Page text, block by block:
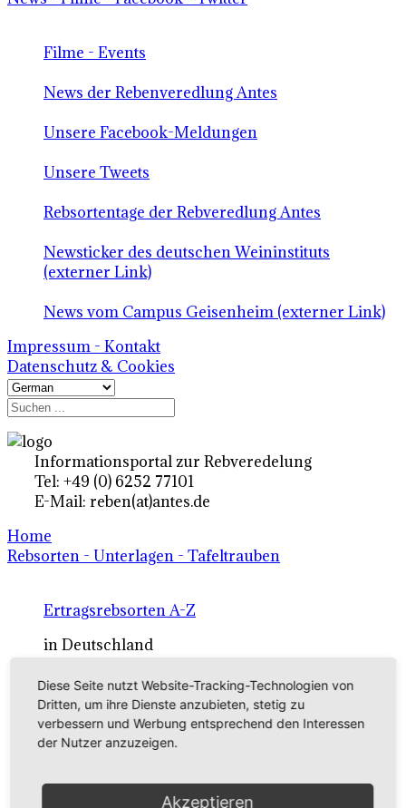
Filme - Events
News der Rebenveredlung Antes
Unsere Facebook-Meldungen
Unsere Tweets
Rebsortentage der Rebveredlung Antes
Newsticker des deutschen Weininstituts
(externer Link)
News vom Campus Geisenheim (externer Link)
Impressum - Kontakt
Datenschutz & Cookies
Informationsportal zur Rebveredelung
Tel: +49 (0) 6252 77101
E-Mail: reben(at)antes.de
Home
Rebsorten - Unterlagen - Tafeltrauben
Ertragsrebsorten A-Z
in Deutschland
Rebsorten international
externe Links
Tafeltraubensorten
Diese Seite nutzt Website-Tracking-Technologien von
Dritten, um ihre Dienste anzubieten, stetig zu
verbessern und Werbung entsprechend den Interessen
der Nutzer anzuzeigen.
Akzeptieren